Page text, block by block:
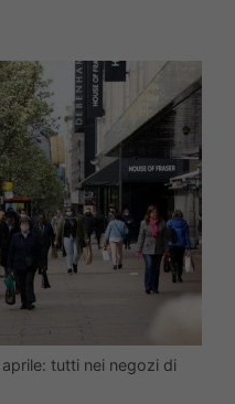
tutti nei negozi di